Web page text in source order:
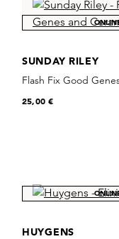
SUNDAY RILEY
Flash Fix Good
25,00 €
HUYGENS